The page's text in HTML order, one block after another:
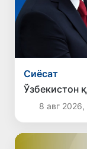
Сиёсат
Ўзбекистон
8 авг